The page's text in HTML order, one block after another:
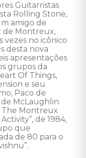
Guitarristas
Rolling Stone,
amigo de
de Montreux,
vezes no icônico
desta nova
apresentações
grupos da
Of Things,
e seu
Paco de
McLaughlin
The Montreux
de 1984,
que
de 80 para o